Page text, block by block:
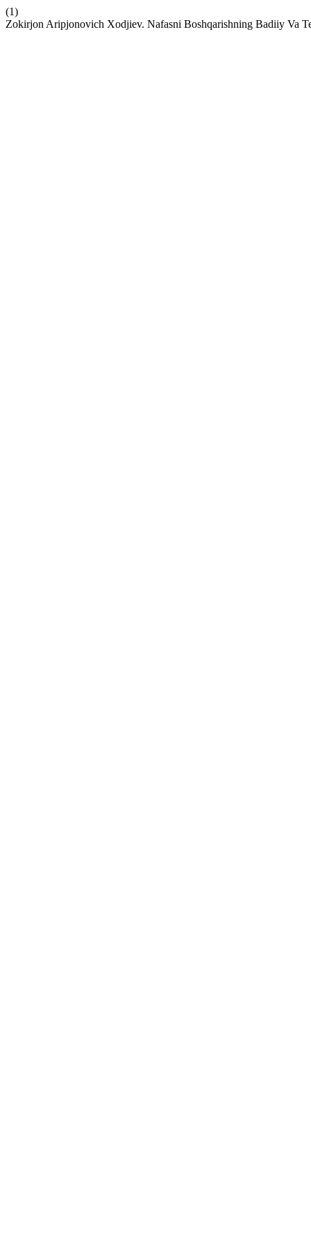
(1)
Zokirjon Aripjonovich Xodjiev. Nafasni Boshqarishning Badiiy Va